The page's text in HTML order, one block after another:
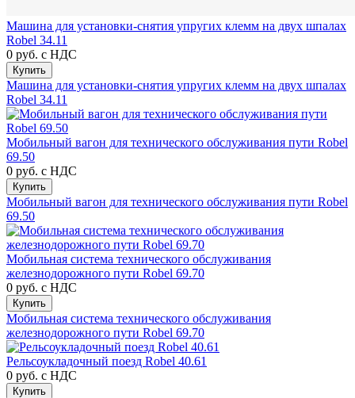
Машина для установки-снятия упругих клемм на двух шпалах
Robel 34.11
0 руб. с НДС
Купить
Машина для установки-снятия упругих клемм на двух шпалах
Robel 34.11
Мобильный вагон для технического обслуживания пути Robel
69.50
0 руб. с НДС
Купить
Мобильный вагон для технического обслуживания пути Robel
69.50
Мобильная система технического обслуживания
железнодорожного пути Robel 69.70
0 руб. с НДС
Купить
Мобильная система технического обслуживания
железнодорожного пути Robel 69.70
Рельсоукладочный поезд Robel 40.61
0 руб. с НДС
Купить